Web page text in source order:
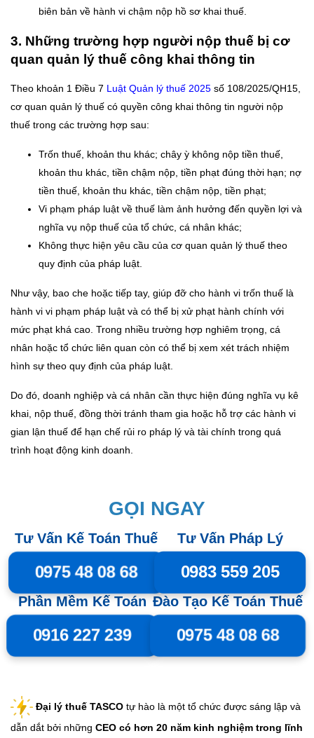
biên bản về hành vi chậm nộp hồ sơ khai thuế.
3. Những trường hợp người nộp thuế bị cơ
quan quản lý thuế công khai thông tin
Theo khoản 1 Điều 7 Luật Quản lý thuế 2025 số 108/2025/QH15,
cơ quan quản lý thuế có quyền công khai thông tin người nộp
thuế trong các trường hợp sau:
Trốn thuế, khoản thu khác; chây ỳ không nộp tiền thuế,
khoản thu khác, tiền chậm nộp, tiền phạt đúng thời hạn; nợ
tiền thuế, khoản thu khác, tiền chậm nộp, tiền phạt;
Vi phạm pháp luật về thuế làm ảnh hưởng đến quyền lợi và
nghĩa vụ nộp thuế của tổ chức, cá nhân khác;
Không thực hiện yêu cầu của cơ quan quản lý thuế theo
quy định của pháp luật.
Như vậy, bao che hoặc tiếp tay, giúp đỡ cho hành vi trốn thuế là
hành vi vi phạm pháp luật và có thể bị xử phạt hành chính với
mức phạt khá cao. Trong nhiều trường hợp nghiêm trọng, cá
nhân hoặc tổ chức liên quan còn có thể bị xem xét trách nhiệm
hình sự theo quy định của pháp luật.
Do đó, doanh nghiệp và cá nhân cần thực hiện đúng nghĩa vụ kê
khai, nộp thuế, đồng thời tránh tham gia hoặc hỗ trợ các hành vi
gian lận thuế để hạn chế rủi ro pháp lý và tài chính trong quá
trình hoạt động kinh doanh.
GỌI NGAY
Tư Vấn Kế Toán Thuế
0975 48 08 68
Tư Vấn Pháp Lý
0983 559 205
Phần Mềm Kế Toán
0916 227 239
Đào Tạo Kế Toán Thuế
0975 48 08 68
Đại lý thuế TASCO tự hào là một tổ chức được sáng lập và
dẫn dắt bởi những CEO có hơn 20 năm kinh nghiệm trong lĩnh